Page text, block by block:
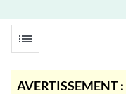
list
AVERTISSEMENT :